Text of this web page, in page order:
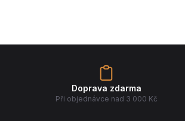
Doprava zdarma
Při objednávce nad 3 000 Kč